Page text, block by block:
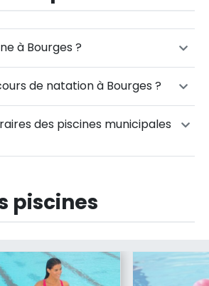
à Bourges ?
de natation à Bourges ?
des piscines municipales
piscines